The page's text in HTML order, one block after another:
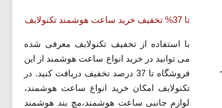
تا 37% تخفیف خرید ساعت هوشمند تکنولایف
با استفاده از تخفیف تکنولایف معرفی شده
می توانید در خرید انواع ساعت هوشمند از این
فروشگاه تا 37 درصد تخفیف دریافت کنید. در
تکنولایف امکان خرید انواع ساعت هوشمند،
لوازم جانبی ساعت هوشمند،مچ بند هوشمند